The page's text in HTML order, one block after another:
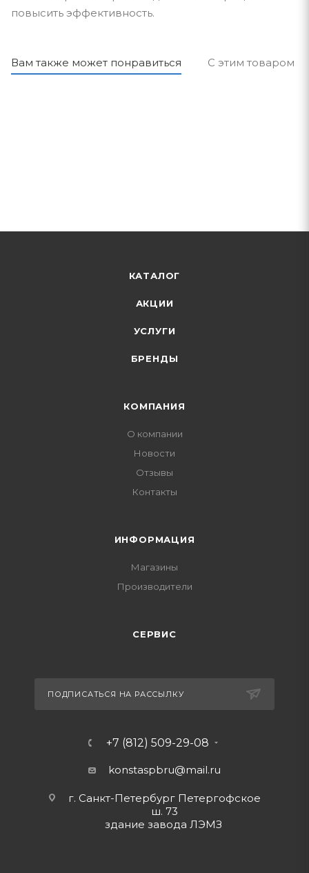
повысить эффективность.
Вам также может понравиться С этим товаром
КАТАЛОГ
АКЦИИ
УСЛУГИ
БРЕНДЫ
КОМПАНИЯ
О компании
Новости
Отзывы
Контакты
ИНФОРМАЦИЯ
Магазины
Производители
СЕРВИС
ПОДПИСАТЬСЯ НА РАССЫЛКУ
+7 (812) 509-29-08
konstaspbru@mail.ru
г. Санкт-Петербург Петергофское
ш. 73
здание завода ЛЭМЗ